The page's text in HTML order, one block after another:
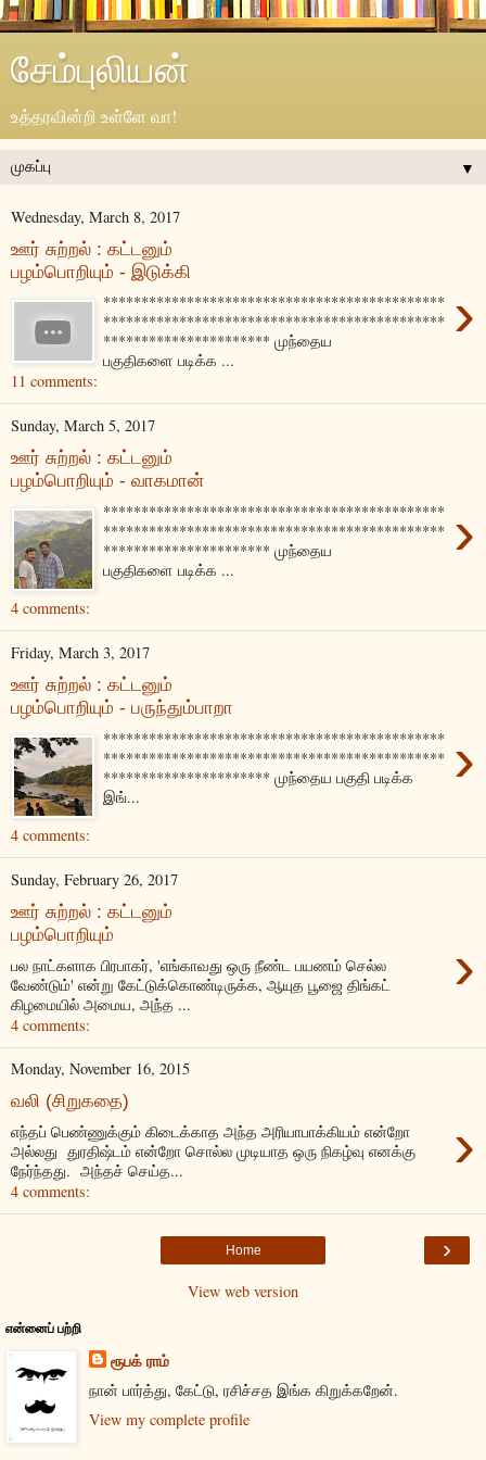
சேம்புலியன்
உத்தரவின்றி உள்ளே வா!
▼
Wednesday, March 8, 2017
ஊர் சுற்றல் : கட்டனும்
பழம்பொறியும் - இடுக்கி
›
*********************************************
*********************************************
********************** முந்தைய
பகுதிகளை படிக்க ...
11 comments:
Sunday, March 5, 2017
ஊர் சுற்றல் : கட்டனும்
பழம்பொறியும் - வாகமான்
›
*********************************************
*********************************************
********************** முந்தைய
பகுதிகளை படிக்க ...
4 comments:
Friday, March 3, 2017
ஊர் சுற்றல் : கட்டனும்
பழம்பொறியும் - பருந்தும்பாறா
›
*********************************************
*********************************************
********************** முந்தைய பகுதி படிக்க
இங்...
4 comments:
Sunday, February 26, 2017
ஊர் சுற்றல் : கட்டனும்
பழம்பொறியும்
›
பல நாட்களாக பிரபாகர், 'எங்காவது ஒரு நீண்ட பயணம் செல்ல
வேண்டும்' என்று கேட்டுக்கொண்டிருக்க, ஆயுத பூஜை திங்கட்
கிழமையில் அமைய, அந்த ...
4 comments:
Monday, November 16, 2015
வலி (சிறுகதை)
›
எந்தப் பெண்ணுக்கும் கிடைக்காத அந்த அரியாபாக்கியம் என்றோ
அல்லது துரதிஷ்டம் என்றோ சொல்ல முடியாத ஒரு நிகழ்வு எனக்கு
நேர்ந்தது. அந்தச் செய்த...
4 comments:
›
Home
View web version
என்னைப் பற்றி
ரூபக் ராம்
நான் பார்த்து, கேட்டு, ரசிச்சத இங்க கிறுக்கறேன்.
View my complete profile